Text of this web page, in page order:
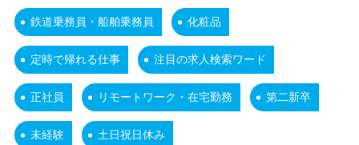
鉄道乗務員・船舶乗務員 化粧品
定時で帰れる仕事 注目の求人検索ワード
正社員 リモートワーク・在宅勤務 第二新卒
未経験 土日祝日休み